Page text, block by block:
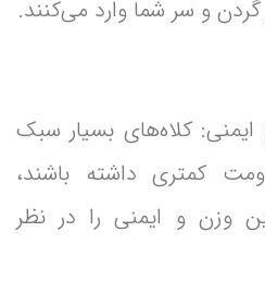
و سر شما وارد می‌کنند.
کلاه‌های بسیار سبک
کمتری داشته باشند،
وزن و ایمنی را در نظر